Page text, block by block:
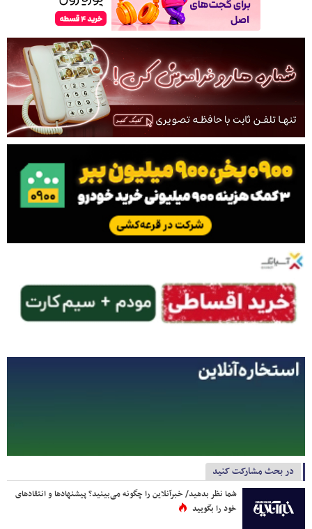
در بحث مشارکت کنید
شما نظر بدهید/ خبرآنلاین را چگونه می‌بینید؟ پیشنهادها و انتقادهای
خود را بگویید